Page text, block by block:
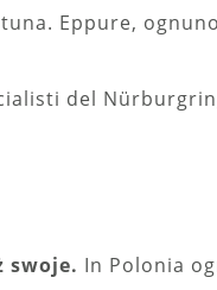
Eppure,
del
swoje. In Polonia